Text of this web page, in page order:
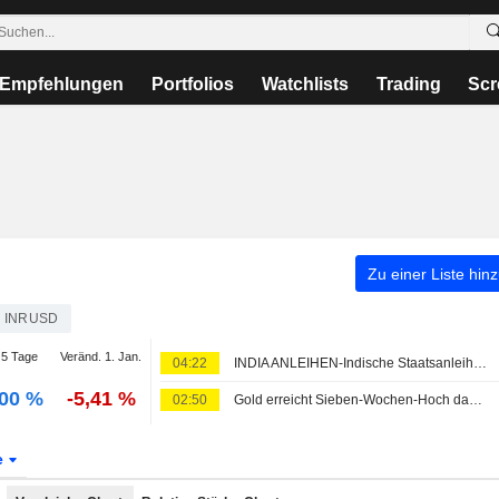
Empfehlungen Portfolios Watchlists Trading
Zu einer Liste
INRUSD
Tage Veränd. 1. Jan.
% -5,41 %
04:22 INDIA ANLEIHEN-Indische Staatsanleihen stabil erwartet; Aufwärtstendenz nach dovisher RBI-Politik
02:50 Gold erreicht Sieben-Wochen-Hoch dank Hoffnung auf Wiederöffnung der Straße von Hormus